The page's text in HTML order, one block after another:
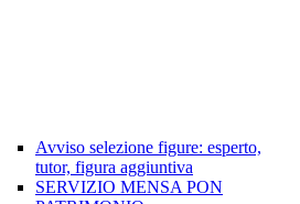
Avviso selezione figure: esperto,
tutor, figura aggiuntiva
SERVIZIO MENSA PON